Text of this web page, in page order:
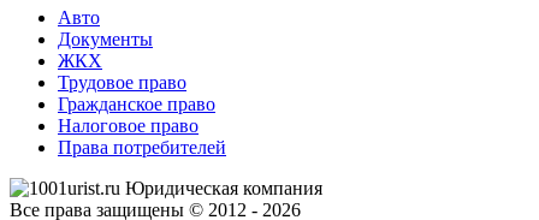
Авто
Документы
ЖКХ
Трудовое право
Гражданское право
Налоговое право
Права потребителей
Все права защищены © 2012 - 2026